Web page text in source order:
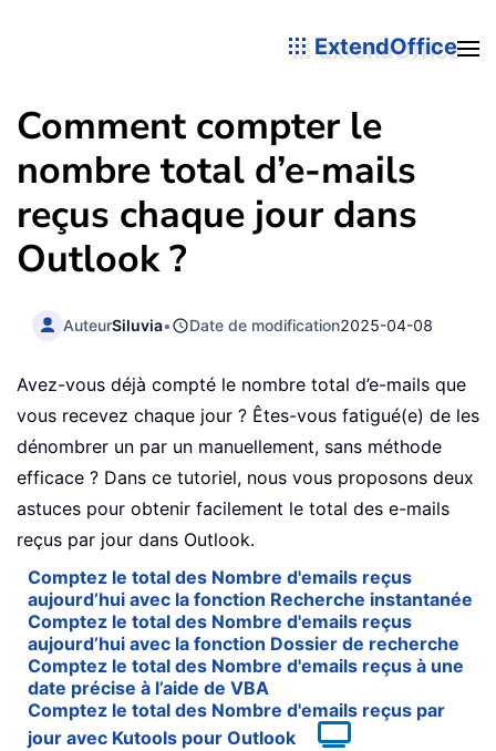
ExtendOffice
Comment compter le
nombre total d’e-mails
reçus chaque jour dans
Outlook ?
AuteurSiluvia• Date de modification2025-04-08
Avez-vous déjà compté le nombre total d’e-mails que
vous recevez chaque jour ? Êtes-vous fatigué(e) de les
dénombrer un par un manuellement, sans méthode
efficace ? Dans ce tutoriel, nous vous proposons deux
astuces pour obtenir facilement le total des e-mails
reçus par jour dans Outlook.
Comptez le total des Nombre d'emails reçus
aujourd’hui avec la fonction Recherche instantanée
Comptez le total des Nombre d'emails reçus
aujourd’hui avec la fonction Dossier de recherche
Comptez le total des Nombre d'emails reçus à une
date précise à l’aide de VBA
Comptez le total des Nombre d'emails reçus par
jour avec Kutools pour Outlook